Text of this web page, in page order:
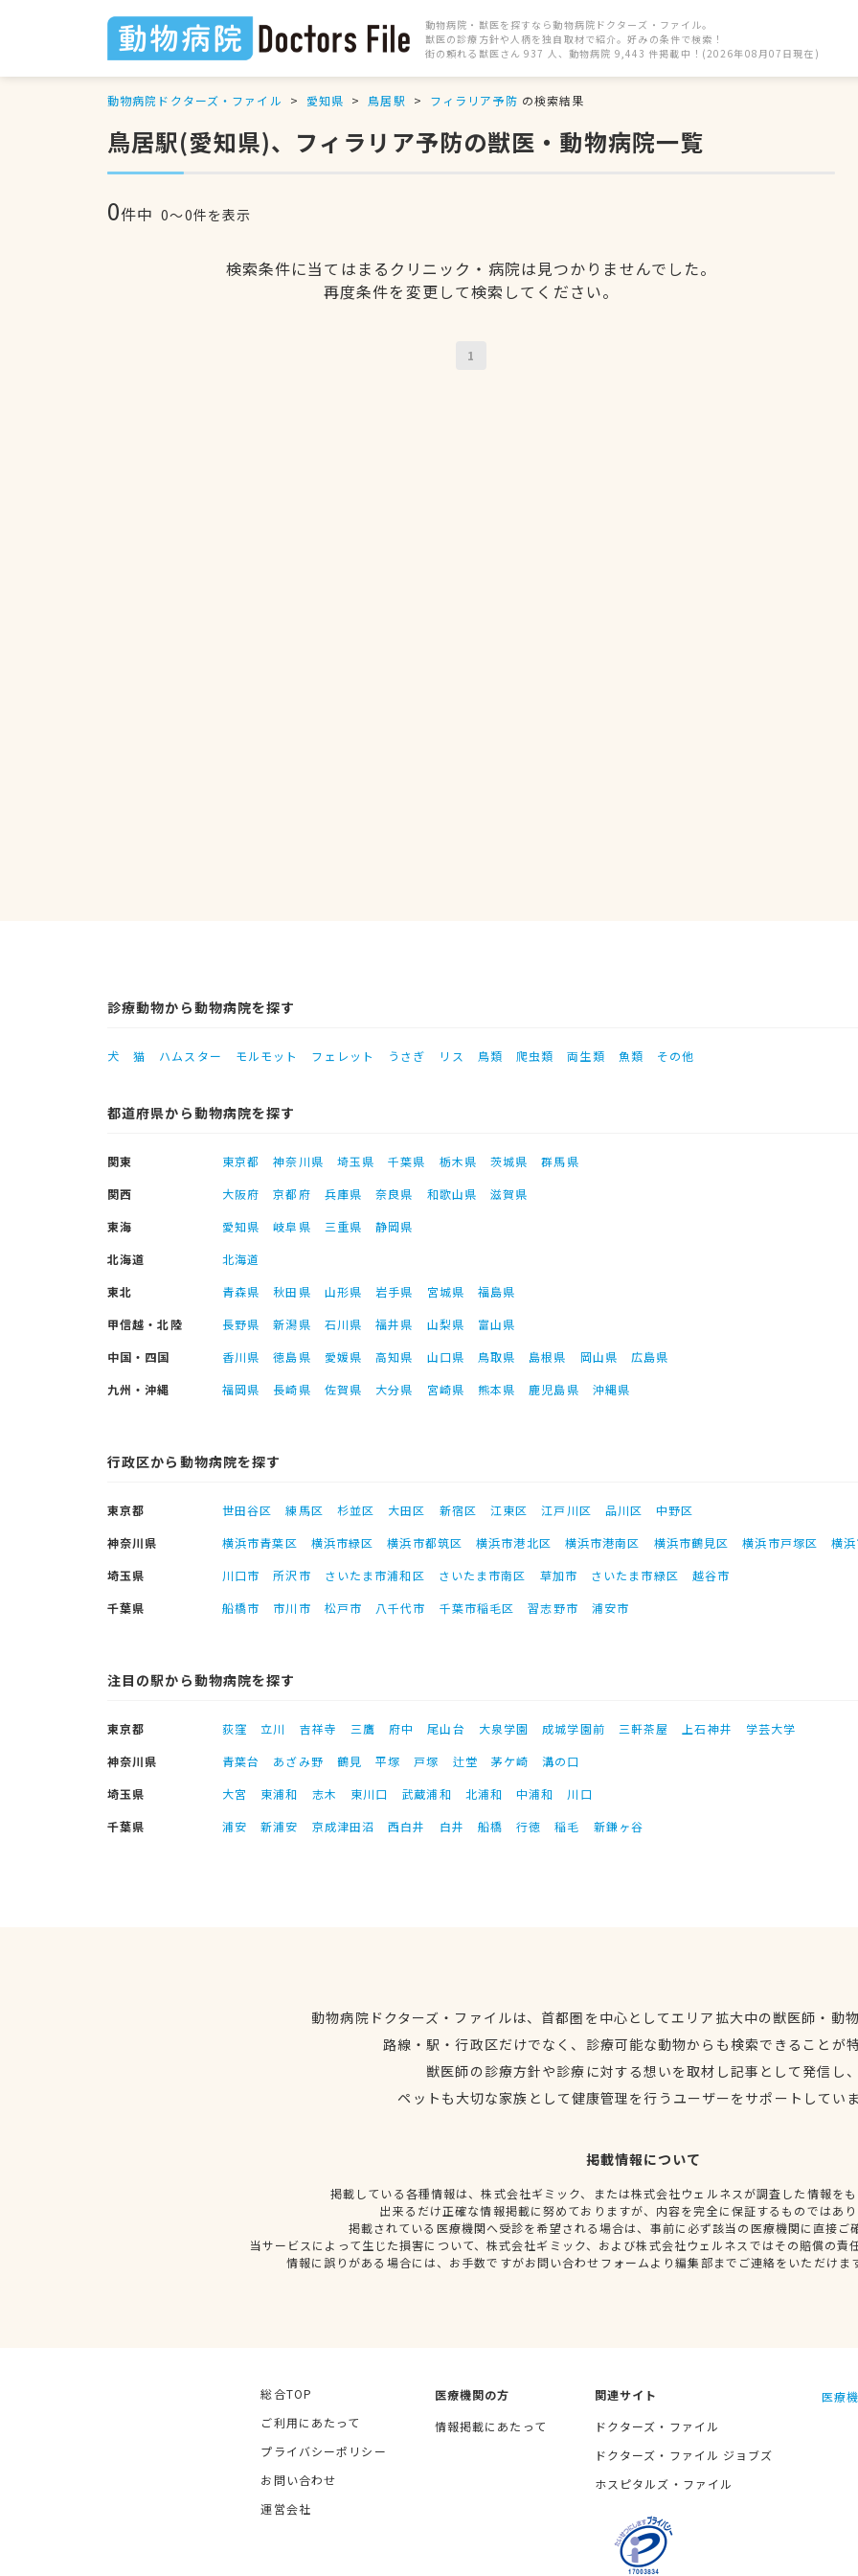
動物病院・獣医を探すなら動物病院ドクターズ・ファイル。
獣医の診療方針や人柄を独自取材で紹介。好みの条件で検索！
街の頼れる獣医さん 937 人、動物病院 9,443 件掲載中！(2026年08月07日現在)
動物病院ドクターズ・ファイル 愛知県 鳥居駅 フィラリア予防 の検索結果
鳥居駅(愛知県)、フィラリア予防の獣医・動物病院一覧
0件中 0〜0件を表示
検索条件に当てはまるクリニック・病院は見つかりませんでした。
再度条件を変更して検索してください。
1
診療動物から動物病院を探す
犬 猫 ハムスター モルモット フェレット うさぎ リス 鳥類 爬虫類 両生類 魚類 その他
都道府県から動物病院を探す
関東 東京都 神奈川県 埼玉県 千葉県 栃木県 茨城県
群馬県
関西
大阪府 京都府 兵庫県 奈良県 和歌山県
滋賀県
東海
愛知県 岐阜県 三重県
静岡県
北海道
北海道
東北
青森県 秋田県 山形県 岩手県 宮城県
福島県
甲信越・北陸
長野県 新潟県 石川県 福井県 山梨県
富山県
中国・四国
香川県 徳島県 愛媛県 高知県 山口県 鳥取県 島根県 岡山県
広島県
九州・沖縄
福岡県 長崎県 佐賀県 大分県 宮崎県 熊本県 鹿児島県 沖縄県
行政区から動物病院を探す
東京都 世田谷区 練馬区 杉並区 大田区 新宿区 江東区 江戸川区 品川区
中野区
神奈川県
横浜市青葉区 横浜市緑区 横浜市都筑区 横浜市港北区 横浜市港南区 横浜市鶴見区 横浜市戸塚区
横
埼玉県
川口市 所沢市 さいたま市浦和区 さいたま市南区 草加市 さいたま市緑区
越谷市
千葉県
船橋市 市川市 松戸市 八千代市 千葉市稲毛区 習志野市 浦安市
注目の駅から動物病院を探す
東京都 荻窪 立川 吉祥寺 三鷹 府中 尾山台 大泉学園 成城学園前 三軒茶屋 上石神井
学芸大学
神奈川県
青葉台 あざみ野 鶴見 平塚 戸塚 辻堂 茅ケ崎
溝の口
埼玉県
大宮 東浦和 志木 東川口 武蔵浦和 北浦和 中浦和
川口
千葉県
浦安 新浦安 京成津田沼 西白井 白井 船橋 行徳 稲毛 新鎌ヶ谷
動物病院ドクターズ・ファイルは、首都圏を中心としてエリア拡大中の獣医師・動
路線・駅・行政区だけでなく、診療可能な動物からも検索できることが
獣医師の診療方針や診療に対する想いを取材し記事として発信し
ペットも大切な家族として健康管理を行うユーザーをサポートしてい
掲載情報について
掲載している各種情報は、株式会社ギミック、または株式会社ウェルネスが調査した情報を
出来るだけ正確な情報掲載に努めておりますが、内容を完全に保証するものではあ
掲載されている医療機関へ受診を希望される場合は、事前に必ず該当の医療機関に直接ご
当サービスによって生じた損害について、株式会社ギミック、および株式会社ウェルネスではその賠償の責
情報に誤りがある場合には、お手数ですがお問い合わせフォームより編集部までご連絡をいただけま
総合TOP
ご利用にあたって
プライバシーポリシー
お問い合わせ
運営会社
医療機関の方
情報掲載にあたって
関連サイト
ドクターズ・ファイル
ドクターズ・ファイル ジョブズ
ホスピタルズ・ファイル
医療